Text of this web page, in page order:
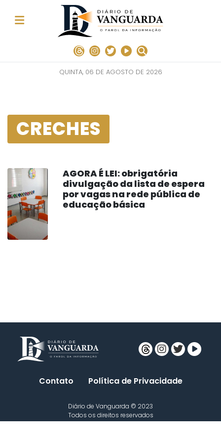
QUINTA, 06 DE AGOSTO DE 2026
CRECHES
AGORA É LEI: obrigatória
divulgação da lista de espera
por vagas na rede pública de
educação básica
Contato Política de Privacidade
Diário de Vanguarda © 2023
Todos os direitos reservados